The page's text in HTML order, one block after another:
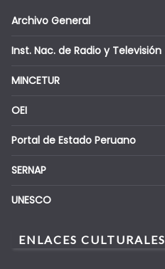
Archivo General
Inst. Nac. de Radio y Televisión
MINCETUR
OEI
Portal de Estado Peruano
SERNAP
UNESCO
ENLACES CULTURALES